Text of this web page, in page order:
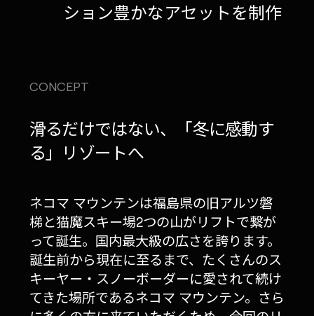
ション豊かなアセットを制作
CONCEPT
滑るだけではない、「冬に感動す
る」リゾートへ
ネコマ マウンテンは福島県の旧アルツ磐
梯と猫魔スキー場2つの山がリフトで繋が
って誕生。国内最大級の広さを誇ります。
誕生前から現在に至るまで、たくさんのス
キーヤー・スノーボーダーに愛されて続け
てきた場所であるネコマ マウンテン。さら